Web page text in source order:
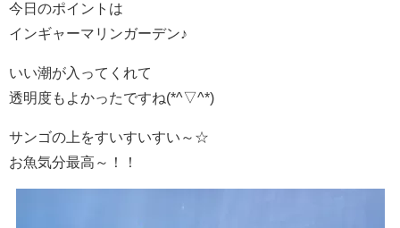
今日のポイントは
インギャーマリンガーデン♪
いい潮が入ってくれて
透明度もよかったですね(*^▽^*)
サンゴの上をすいすいすい～☆
お魚気分最高～！！